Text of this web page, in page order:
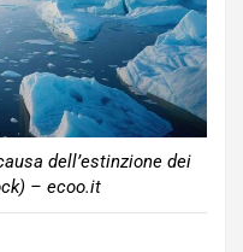
dell’estinzione dei
– ecoo.it